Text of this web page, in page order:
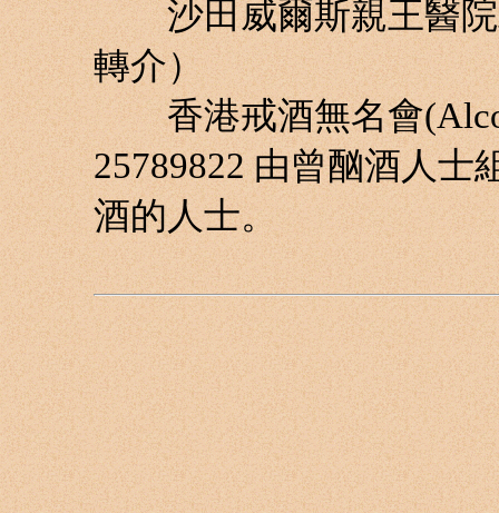
沙田威爾斯親王醫院
轉介）
香港戒酒無名會
25789822 由曾酗酒人士
酒的人士。